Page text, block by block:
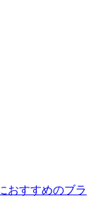
おすすめのブラ